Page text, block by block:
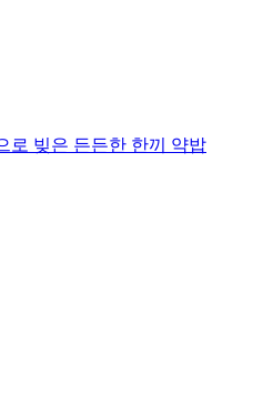
로 빚은 든든한 한끼 약밥